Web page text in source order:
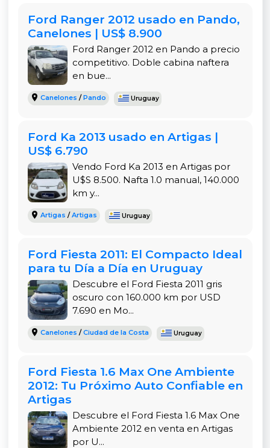
acondicionado
para mantener una temperatura
agradable en el interior,cristales eléctricospara
mayor conveniencia ydirección hidráulica
facilita las maniobras. El cierre centralizado y la
alarma brindan una capa adicional de seguridad
para tu vehículo.
viene equipada con los sistemas clave para
proteger a sus ocupantes. Incluye
conductor y pasajero, frenos ABSpara prevenir
el bloqueo de ruedas en situaciones de
emergencia, yfaros antinieblas traseros
mejoran la visibilidad en condiciones climáticas
Opciones de Compra Flexibles en Montevideo
El precio de US$ 12.800es una oferta muy
competitiva en el mercado de pick-ups. El
vendedor ofrece múltiples opciones de pago
para facilitar tu compra:
Permuta:Acepta tu vehículo usado como parte
Financiación por la casa:Con una entrega de
U$$ 7.800, el saldo se puede financiar hasta en
36 meses en Dólares
Financiación bancaria:Posibilidad de financiar
hasta el100% del valor en 60 meses
Ford Ranger 2012 usado en Pando,
Canelones | US$ 8.900
Ford Ranger 2012 en Pando a precio
competitivo. Doble cabina naftera
en bue...
Canelones /Pando Uruguay
Ford Ka 2013 usado en Artigas |
US$ 6.790
Vendo Ford Ka 2013 en Artigas por
U$S 8.500. Nafta 1.0 manual, 140.000
km y...
Artigas /Artigas Uruguay
Ford Fiesta 2011: El Compacto Ideal
para tu Día a Día en Uruguay
Descubre el Ford Fiesta 2011 gris
oscuro con 160.000 km por USD
7.690 en Mo...
Canelones /Ciudad de la Costa Uruguay
Ford Fiesta 1.6 Max One Ambiente
2012: Tu Próximo Auto Confiable en
Artigas
Descubre el Ford Fiesta 1.6 Max One
Ambiente 2012 en venta en Artigas
por U...